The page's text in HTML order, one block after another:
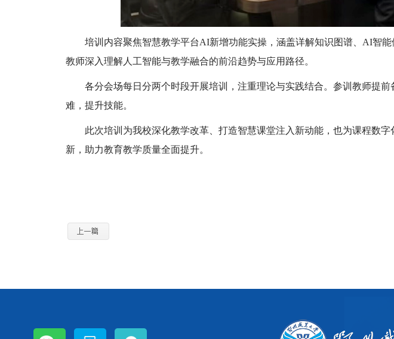
培训内容聚焦智慧教学平台AI新增功能实操，涵盖详解知识图谱、AI智
教师深入理解人工智能与教学融合的前沿趋势与应用路径。
各分会场每日分两个时段开展培训，注重理论与实践结合。参训教师提
难，提升技能。
此次培训为我校深化教学改革、打造智慧课堂注入新动能，也为课程数
新，助力教育教学质量全面提升。